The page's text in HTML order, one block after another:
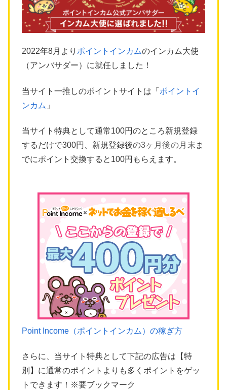
2022年8月より ポイントインカムのインカム大使
（アンバサダー）に就任しました！
当サイト一推しのポイントサイトは「 ポイントイ
ンカム 」
当サイト特典として通常100円のところ新規登録
するだけで300円、新規登録後の3ヶ月後の月末 ま
でにポイント交換すると100円もらえます。
Point Income（ポイントインカム）の稼ぎ方
さらに、当サイト特典として下記の広告は【特
別】に通常のポイントよりも多くポイントをゲッ
トできます！※要ブックマーク